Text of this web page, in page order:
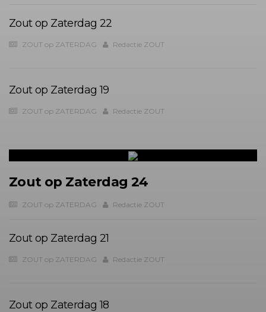
Zout op Zaterdag 22
ZOUT op ZATERDAG Redactie ZOUT
Zout op Zaterdag 19
ZOUT op ZATERDAG Redactie ZOUT
Zout op Zaterdag 24
ZOUT op ZATERDAG Redactie ZOUT
Zout op Zaterdag 21
ZOUT op ZATERDAG Redactie ZOUT
Zout op Zaterdag 18